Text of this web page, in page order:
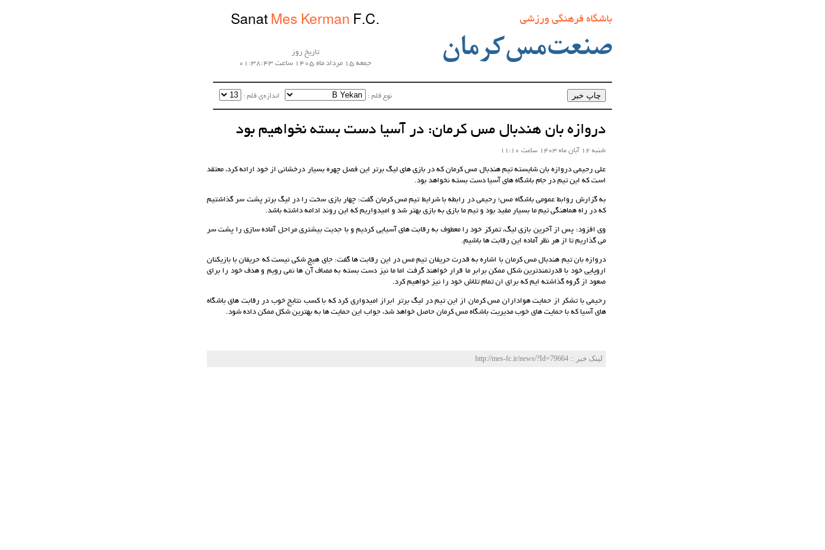
باشگاه فرهنگی ورزشی
صنعت‌مس‌کرمان
Sanat Mes Kerman F.C.
تاریخ روز
جمعه 15 مرداد ماه 1405 ساعت 01:38:43
نوع قلم :‌ اندازه‌ی قلم :‌
دروازه بان هندبال مس کرمان: در آسیا دست بسته نخواهیم بود
شنبه 12 آبان ماه 1403 ساعت 11:10
علی رحیمی دروازه بان شایسته تیم هندبال مس کرمان که در بازی های لیگ برتر این فصل چهره بسیار درخشانی از خود ارائه کرد، معتقد
است که این تیم در جام باشگاه های آسیا دست بسته نخواهد بود.
به گزارش روابط عمومی باشگاه مس؛ رحیمی در رابطه با شرایط تیم مس کرمان گفت: چهار بازی سخت را در لیگ برتر پشت سر گذاشتیم
که در راه هماهنگی تیم ما بسیار مفید بود و تیم ما بازی به بازی بهتر شد و امیدواریم که این روند ادامه داشته باشد.
وی افزود: پس از آخرین بازی لیگ، تمرکز خود را معطوف به رقابت های آسیایی کردیم و با جدیت بیشتری مراحل آماده سازی را پشت سر
می گذاریم تا از هر نظر آماده این رقابت ها باشیم.
دروازه بان تیم هندبال مس کرمان با اشاره به قدرت حریفان تیم مس در این رقابت ها گفت: جای هیچ شکی نیست که حریفان با بازیکنان
اروپایی خود با قدرتمندترین شکل ممکن برابر ما قرار خواهند گرفت اما ما نیز دست بسته به مصاف آن ها نمی رویم و هدف خود را برای
صعود از گروه گذاشته ایم که برای ان تمام تلاش خود را نیز خواهیم کرد.
رحیمی با تشکر از حمایت هواداران مس کرمان از این تیم در لیگ برتر ابراز امیدواری کرد که با کسب نتایج خوب در رقابت های باشگاه
های آسیا که با حمایت های خوب مدیریت باشگاه مس کرمان حاصل خواهد شد، جواب این حمایت ها به بهترین شکل ممکن داده شود.
لینک خبر‌ :: http://mes-fc.ir/news/?Id=79664